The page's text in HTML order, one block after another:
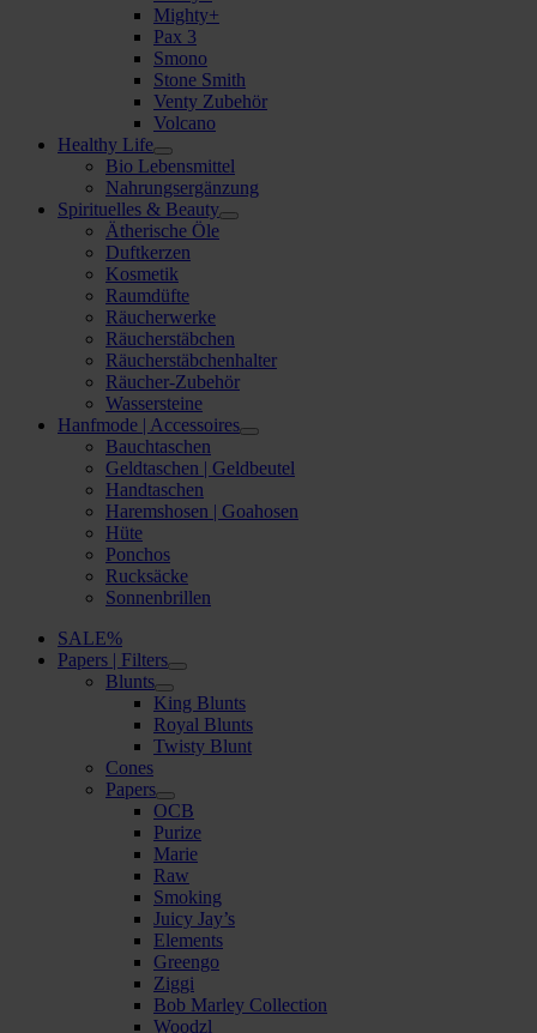
Mighty+
Pax 3
Smono
Stone Smith
Venty Zubehör
Volcano
Healthy Life
Bio Lebensmittel
Nahrungsergänzung
Spirituelles & Beauty
Ätherische Öle
Duftkerzen
Kosmetik
Raumdüfte
Räucherwerke
Räucherstäbchen
Räucherstäbchenhalter
Räucher-Zubehör
Wassersteine
Hanfmode | Accessoires
Bauchtaschen
Geldtaschen | Geldbeutel
Handtaschen
Haremshosen | Goahosen
Hüte
Ponchos
Rucksäcke
Sonnenbrillen
SALE%
Papers | Filters
Blunts
King Blunts
Royal Blunts
Twisty Blunt
Cones
Papers
OCB
Purize
Marie
Raw
Smoking
Juicy Jay’s
Elements
Greengo
Ziggi
Bob Marley Collection
Woodzl